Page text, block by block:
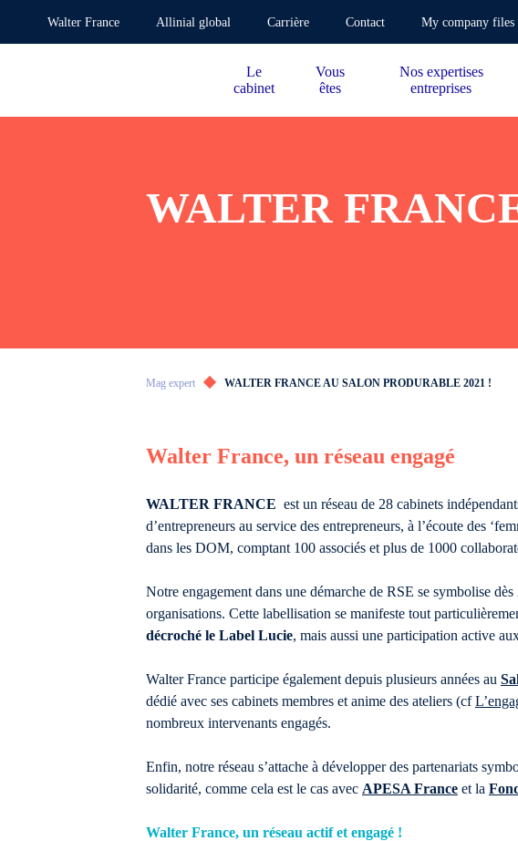
Walter France Allinial global Carrière Contact My company files
Le
cabinet
Vous
êtes
Nos expertises
entreprises
WALTER
Mag expert WALTER FRANCE AU SALON PRODURABLE 2021 !
Walter France, un réseau engagé
WALTER FRANCE est un réseau de 28 cabinets
d’entrepreneurs au service des entrepreneurs, à l’écoute des
dans les DOM, comptant 100 associés et plus de 1000
Notre engagement dans une démarche de RSE se symbolise
organisations. Cette labellisation se manifeste tout
décroché le Label Lucie, mais aussi une participation active
Walter France participe également depuis plusieurs années au
dédié avec ses cabinets membres et anime des ateliers (cf
nombreux intervenants engagés.
Enfin, notre réseau s’attache à développer des partenariats
solidarité, comme cela est le cas avec APESA France et la
Walter France, un réseau actif et engagé !